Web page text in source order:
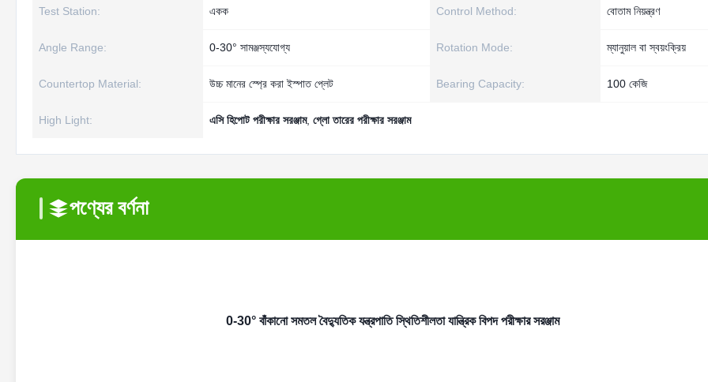
Test Station: একক Control Method: বোতাম নিয়ন্ত্রণ
Angle Range: 0-30° সামঞ্জস্যযোগ্য Rotation Mode: ম্যানুয়াল বা স্বয়ংক্রিয়
Countertop Material: উচ্চ মানের স্প্রে করা ইস্পাত প্লেট Bearing Capacity: 100 কেজি
High Light: এসি হিপোট পরীক্ষার সরঞ্জাম, গ্লো তারের পরীক্ষার সরঞ্জাম
পণ্যের বর্ণনা
0-30° বাঁকানো সমতল বৈদ্যুতিক যন্ত্রপাতি স্থিতিশীলতা যান্ত্রিক বিপদ পরীক্ষার সরঞ্জাম